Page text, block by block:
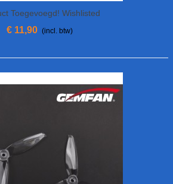
Toegevoegd! Wishlisted
€ 11,90 (incl. btw)